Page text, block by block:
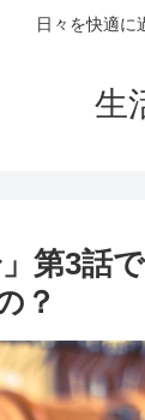
日々を快適に
生
第3話
？